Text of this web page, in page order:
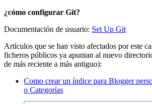
¿cómo configurar Git?
Documentación de usuario: Set Up Git
Artículos que se han visto afectados por este
ficheros públicos ya apuntan al nuevo
de más reciente a más antiguo):
Como crear un índice para Blogger
o Categorías